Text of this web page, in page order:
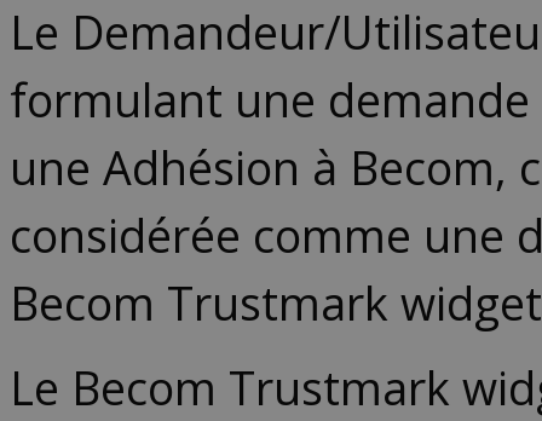
Le Demandeur/
formulant une
une Adhésion à
considérée comme une
Becom Trustmark
Le Becom Trustmark